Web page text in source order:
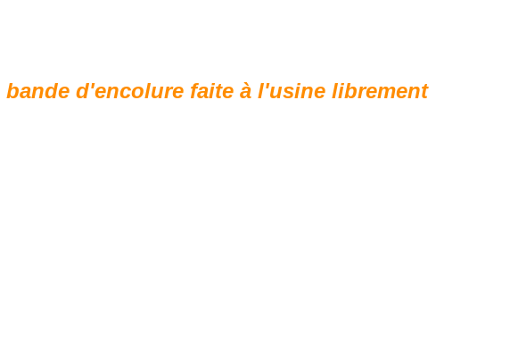
d'encolure faite à l'usine librement